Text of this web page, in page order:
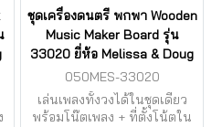
ชุดเครื่องดนตรี พกพา Wooden
Music Maker Board รุ่น
33020 ยี่ห้อ Melissa & Doug
050MES-33020
เล่นเพลงทั้งวงได้ในชุดเดียว
พร้อมโน๊ตเพลง + ที่ตั้งโน้ตใน